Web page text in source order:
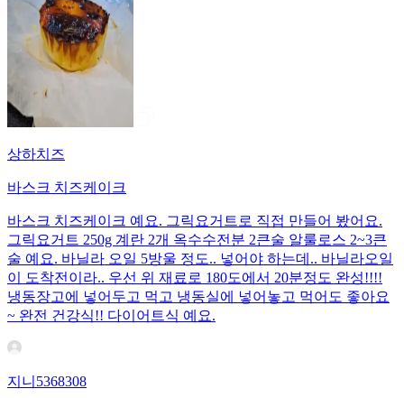
상하치즈
바스크 치즈케이크
바스크 치즈케이크 예요. 그릭요거트로 직접 만들어 봤어요.
그릭요거트 250g 계란 2개 옥수수전분 2큰술 알룰로스 2~3큰
술 예요. 바닐라 오일 5방울 정도.. 넣어야 하는데.. 바닐라오일
이 도착전이라.. 우선 위 재료로 180도에서 20분정도 완성!!!!
냉동장고에 넣어두고 먹고 냉동실에 넣어놓고 먹어도 좋아요
~ 완전 건강식!! 다이어트식 예요.
지니5368308